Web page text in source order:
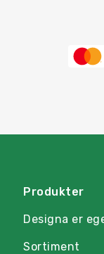
Produkter
Designa er
Sortiment